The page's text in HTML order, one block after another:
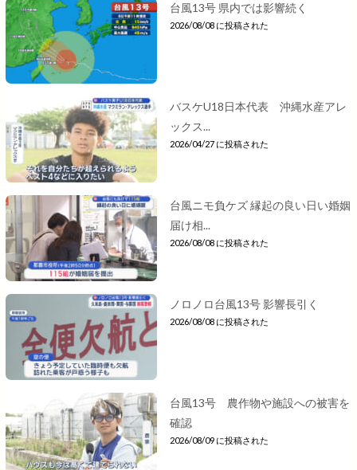
台風13号 県内では影響続く
2026/08/08 に投稿された
バスケU18日本代表 沖縄水産アレ
ックス...
2026/04/27 に投稿された
台風ニモ負ケズ 縁起の良い日い婚姻
届け相...
2026/08/08 に投稿された
ノロノロ台風13号 影響長引く
2026/08/08 に投稿された
台風13号 農作物や施設への被害を
確認
2026/08/09 に投稿された